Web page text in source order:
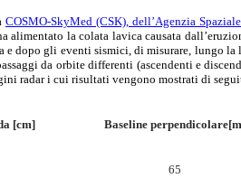
COSMO-SkyMed (CSK), dell’Agenzia
alimentato la colata lavica causata
dopo gli eventi sismici, di misurare, lungo
da orbite differenti (ascendenti e
radar i cui risultati vengono mostrati di
[cm] Baseline
65